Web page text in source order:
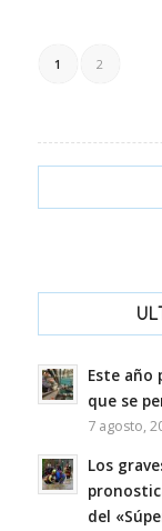
1 2
Este año
que se
7 agosto,
Los
del